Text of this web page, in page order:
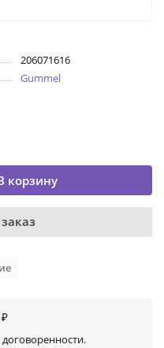
206071616
Gummel
корзину
₽